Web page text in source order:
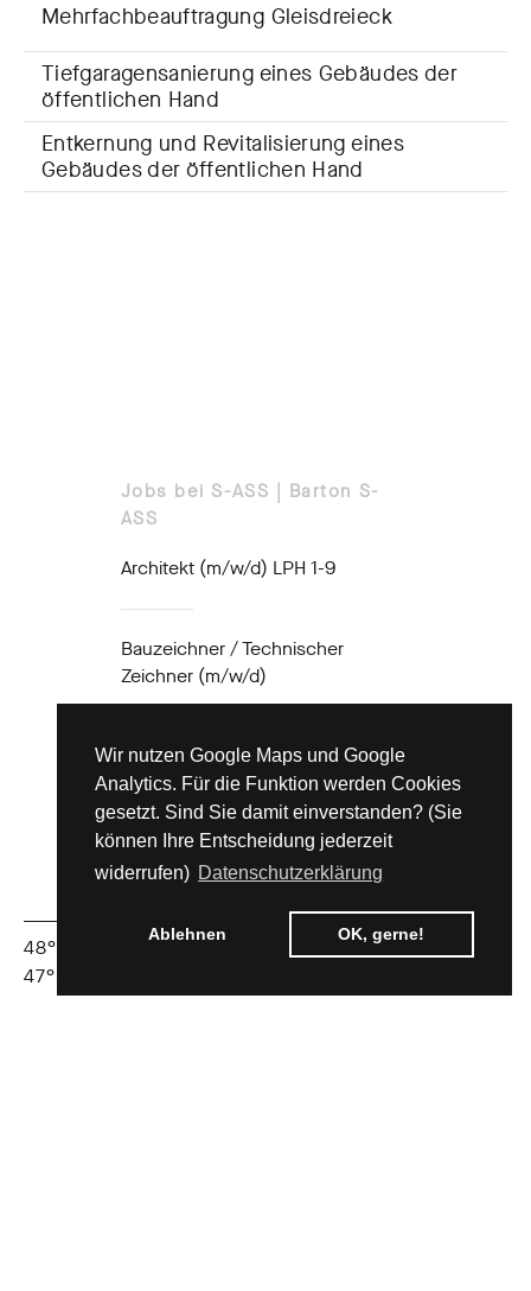
Wir nutzen Google Maps und Google
Analytics. Für die Funktion werden Cookies
gesetzt. Sind Sie damit einverstanden? (Sie
können Ihre Entscheidung jederzeit
widerrufen) Datenschutzerklärung
Ablehnen OK, gerne!
Mehrfachbeauftragung Gleisdreieck
Tiefgaragensanierung eines Gebäudes der
öffentlichen Hand
Entkernung und Revitalisierung eines
Gebäudes der öffentlichen Hand
Jobs bei S-ASS | Barton S-
ASS
Architekt (m/w/d) LPH 1-9
Bauzeichner / Technischer
Zeichner (m/w/d)
Bauleiter (m/w/d)
48°49′36.3"N 9°06′13.2"E
47°59′47.5"N 7°50′12.1"E